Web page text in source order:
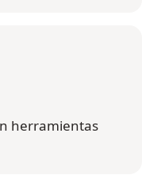
herramientas